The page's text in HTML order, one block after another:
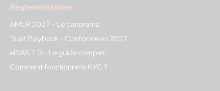
Règlementations
AMLR 2027 - Le panorama
Trust Playbook - Conforme en 2027
eIDAS 2.0 - Le guide complet
Comment fonctionne le KYC ?